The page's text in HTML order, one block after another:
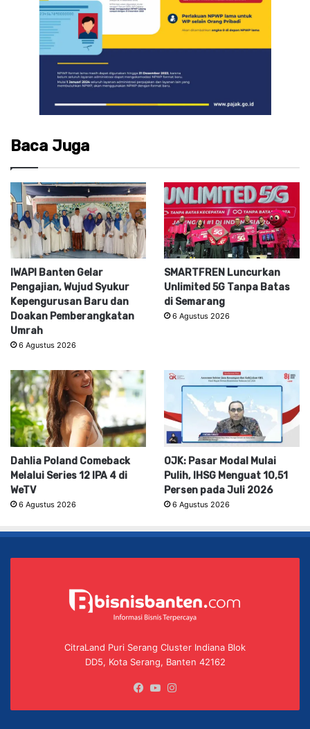
Baca Juga
IWAPI Banten Gelar
Pengajian, Wujud Syukur
Kepengurusan Baru dan
Doakan Pemberangkatan
Umrah
6 Agustus 2026
SMARTFREN Luncurkan
Unlimited 5G Tanpa Batas
di Semarang
6 Agustus 2026
Dahlia Poland Comeback
Melalui Series 12 IPA 4 di
WeTV
6 Agustus 2026
OJK: Pasar Modal Mulai
Pulih, IHSG Menguat 10,51
Persen pada Juli 2026
6 Agustus 2026
CitraLand Puri Serang Cluster Indiana Blok
DD5, Kota Serang, Banten 42162
Facebook
YouTube